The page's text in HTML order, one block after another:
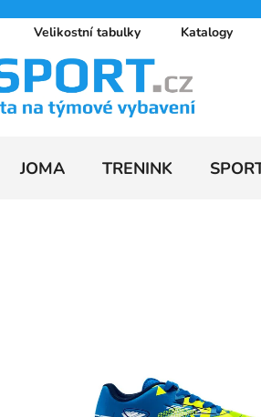
Velikostní tabulky Katalogy
JOMA TRENINK